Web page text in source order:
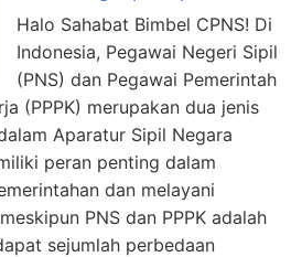
Halo Sahabat Bimbel CPNS! Di
Indonesia, Pegawai Negeri Sipil
(PNS) dan Pegawai Pemerintah
(PPPK) merupakan dua jenis
Aparatur Sipil Negara
peran penting dalam
dan melayani
PNS dan PPPK adalah
sejumlah perbedaan